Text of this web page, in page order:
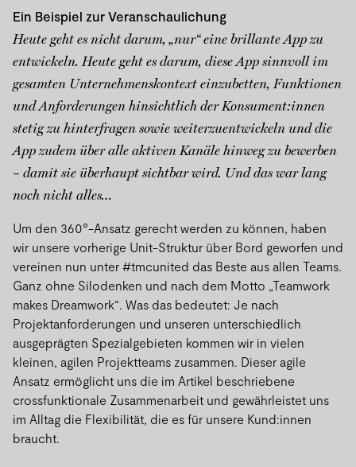
Ein Beispiel zur Veranschaulichung
Heute geht es nicht darum, „nur“ eine brillante App zu
entwickeln. Heute geht es darum, diese App sinnvoll im
gesamten Unternehmenskontext einzubetten, Funktionen
und Anforderungen hinsichtlich der Konsument:innen
stetig zu hinterfragen sowie weiterzuentwickeln und die
App zudem über alle aktiven Kanäle hinweg zu bewerben
– damit sie überhaupt sichtbar wird. Und das war lang
noch nicht alles…
Um den 360°-Ansatz gerecht werden zu können, haben
wir unsere vorherige Unit-Struktur über Bord geworfen und
vereinen nun unter #tmcunited das Beste aus allen Teams.
Ganz ohne Silodenken und nach dem Motto „Teamwork
makes Dreamwork“. Was das bedeutet: Je nach
Projektanforderungen und unseren unterschiedlich
ausgeprägten Spezialgebieten kommen wir in vielen
kleinen, agilen Projektteams zusammen. Dieser agile
Ansatz ermöglicht uns die im Artikel beschriebene
crossfunktionale Zusammenarbeit und gewährleistet uns
im Alltag die Flexibilität, die es für unsere Kund:innen
braucht.